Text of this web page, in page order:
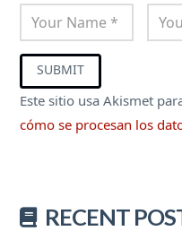
Este sitio usa Akismet
cómo se procesan los
RECENT